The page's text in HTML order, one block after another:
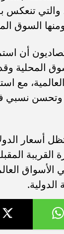
والتي
ومنها السوق
أن
المحلية
مع
وتحسن
أسعار
القريبة
الأسواق
الدولية.